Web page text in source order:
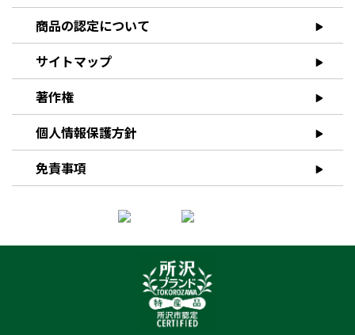
商品の認定について
サイトマップ
著作権
個人情報保護方針
免責事項